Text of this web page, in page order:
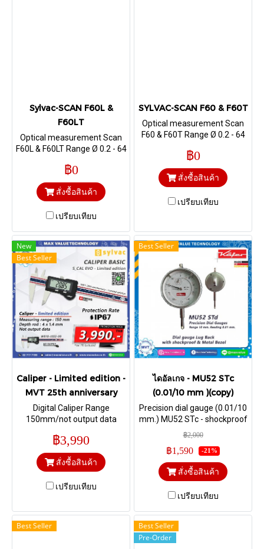
Sylvac-SCAN F60L &
F60LT
Optical measurement Scan
F60L & F60LT Range Ø 0.2 - 64
Vertical
฿0
สั่งซื้อสินค้า
เปรียบเทียบ
SYLVAC-SCAN F60 & F60T
Optical measurement Scan
F60 & F60T Range Ø 0.2 - 64
Vertical
฿0
สั่งซื้อสินค้า
เปรียบเทียบ
New
Best Seller
Caliper - Limited edition -
MVT 25th anniversary
Digital Caliper Range
150mm/not output data
฿3,990
สั่งซื้อสินค้า
เปรียบเทียบ
Best Seller
ไดอัลเกจ - MU52 STc
(0.01/10 mm )(copy)
Precision dial gauge (0.01/10
mm.) MU52 STc - shockproof
with flat back | Metal Bezel
฿2,000
฿1,590 -21%
สั่งซื้อสินค้า
เปรียบเทียบ
Best Seller
Best Seller
Pre-Order